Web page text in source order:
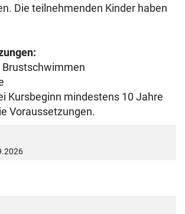
Die teilnehmenden Kinder haben
Brustschwimmen
Kursbeginn mindestens 10 Jahre
Voraussetzungen.